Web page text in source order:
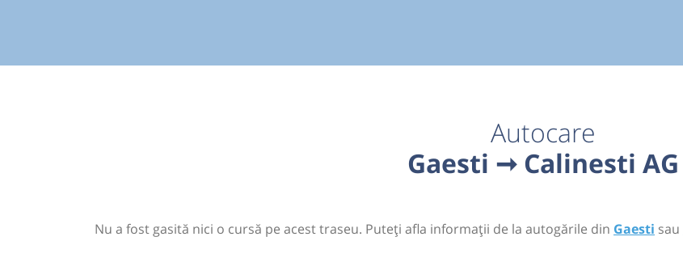
Autocare
Gaesti ➞ Calinesti AG
Nu a fost gasită nici o cursă pe acest traseu. Puteți afla informații de la autogările din Gaesti sau